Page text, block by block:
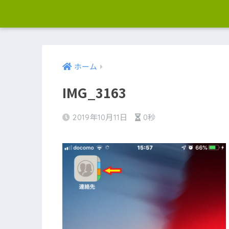
ホーム
IMG_3163
2019年10月11日 0秒